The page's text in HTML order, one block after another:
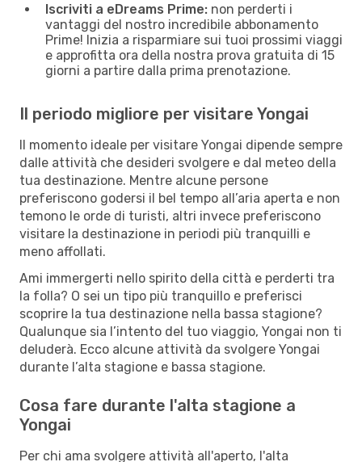
Iscriviti a eDreams Prime: non perderti i
vantaggi del nostro incredibile abbonamento
Prime! Inizia a risparmiare sui tuoi prossimi viaggi
e approfitta ora della nostra prova gratuita di 15
giorni a partire dalla prima prenotazione.
Il periodo migliore per visitare Yongai
Il momento ideale per visitare Yongai dipende sempre
dalle attività che desideri svolgere e dal meteo della
tua destinazione. Mentre alcune persone
preferiscono godersi il bel tempo all’aria aperta e non
temono le orde di turisti, altri invece preferiscono
visitare la destinazione in periodi più tranquilli e
meno affollati.
Ami immergerti nello spirito della città e perderti tra
la folla? O sei un tipo più tranquillo e preferisci
scoprire la tua destinazione nella bassa stagione?
Qualunque sia l’intento del tuo viaggio, Yongai non ti
deluderà. Ecco alcune attività da svolgere Yongai
durante l’alta stagione e bassa stagione.
Cosa fare durante l'alta stagione a
Yongai
Per chi ama svolgere attività all'aperto, l'alta